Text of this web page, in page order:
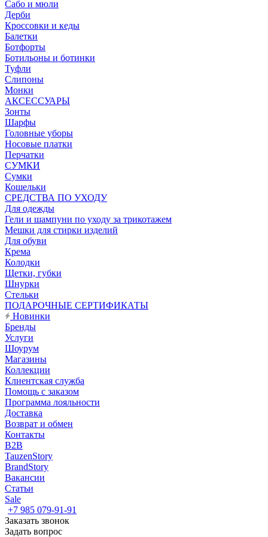
Сабо и мюли
Дерби
Кроссовки и кеды
Балетки
Ботфорты
Ботильоны и ботинки
Туфли
Слипоны
Монки
АКСЕССУАРЫ
Зонты
Шарфы
Головные уборы
Носовые платки
Перчатки
СУМКИ
Сумки
Кошельки
CРЕДСТВА ПО УХОДУ
Для одежды
Гели и шампуни по уходу за трикотажем
Мешки для стирки изделий
Для обуви
Крема
Колодки
Щетки, губки
Шнурки
Стельки
ПОДАРОЧНЫЕ СЕРТИФИКАТЫ
Новинки
Бренды
Услуги
Шоурум
Магазины
Коллекции
Клиентская служба
Помощь с заказом
Программа лояльности
Доставка
Возврат и обмен
Контакты
B2B
TauzenStory
BrandStory
Вакансии
Статьи
Sale
+7 985 079-91-91
Заказать звонок
Задать вопрос